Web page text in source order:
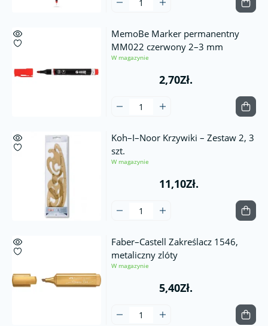
MemoBe Marker permanentny
MM022 czerwony 2–3 mm
W magazynie
2,70Zł.
Koh–I–Noor Krzywiki – Zestaw 2, 3
szt.
W magazynie
11,10Zł.
Faber–Castell Zakreślacz 1546,
metaliczny zlóty
W magazynie
5,40Zł.